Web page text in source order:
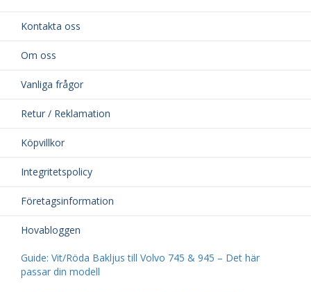
Kontakta oss
Om oss
Vanliga frågor
Retur / Reklamation
Köpvillkor
Integritetspolicy
Företagsinformation
Hovabloggen
Guide: Vit/Röda Bakljus till Volvo 745 & 945 – Det här
passar din modell